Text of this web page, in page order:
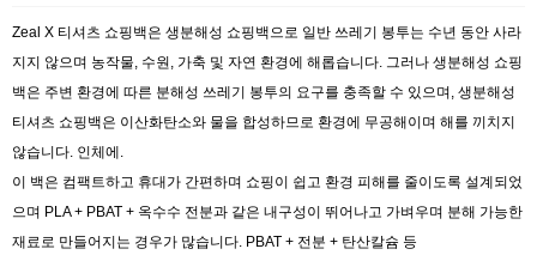
Zeal X 티셔츠 쇼핑백은 생분해성 쇼핑백으로 일반 쓰레기 봉투는 수년 동안 사라
지지 않으며 농작물, 수원, 가축 및 자연 환경에 해롭습니다. 그러나 생분해성 쇼핑
백은 주변 환경에 따른 분해성 쓰레기 봉투의 요구를 충족할 수 있으며, 생분해성
티셔츠 쇼핑백은 이산화탄소와 물을 합성하므로 환경에 무공해이며 해를 끼치지
않습니다. 인체에.
이 백은 컴팩트하고 휴대가 간편하며 쇼핑이 쉽고 환경 피해를 줄이도록 설계되었
으며 PLA + PBAT + 옥수수 전분과 같은 내구성이 뛰어나고 가벼우며 분해 가능한
재료로 만들어지는 경우가 많습니다. PBAT + 전분 + 탄산칼슘 등